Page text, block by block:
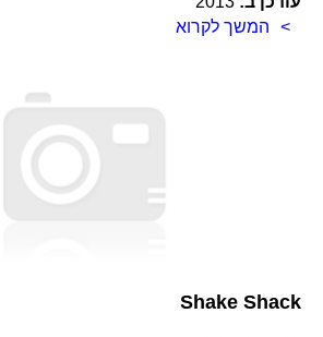
המשך לקרוא
Shake Shack